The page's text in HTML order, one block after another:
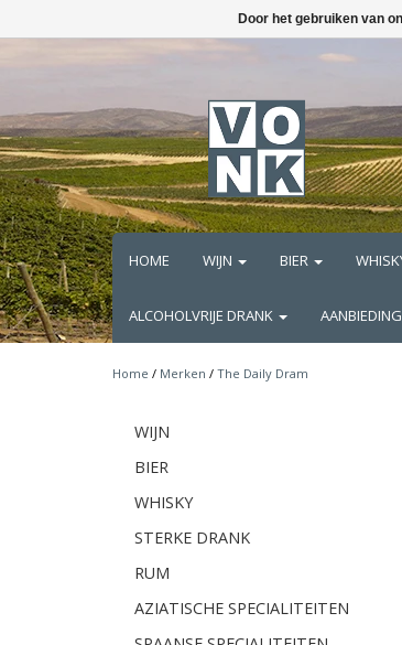
HOME WIJN BIER
ALCOHOLVRIJE DRANK
Home / Merken / The Daily Dram
WIJN
BIER
WHISKY
STERKE DRANK
RUM
AZIATISCHE SPECIALITEITEN
Door het gebruiken van